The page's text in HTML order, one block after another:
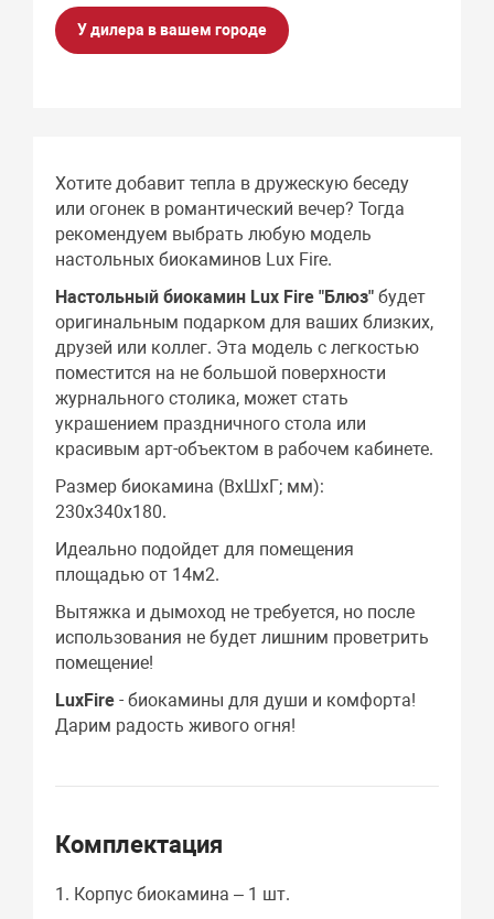
У дилера в вашем городе
Хотите добавит тепла в дружескую беседу
или огонек в романтический вечер? Тогда
рекомендуем выбрать любую модель
настольных биокаминов Lux Fire.
Настольный биокамин Lux Fire "Блюз" будет
оригинальным подарком для ваших близких,
друзей или коллег. Эта модель с легкостью
поместится на не большой поверхности
журнального столика, может стать
украшением праздничного стола или
красивым арт-объектом в рабочем кабинете.
Размер биокамина (ВхШхГ; мм):
230x340x180.
Идеально подойдет для помещения
площадью от 14м2.
Вытяжка и дымоход не требуется, но после
использования не будет лишним проветрить
помещение!
LuxFire - биокамины для души и комфорта!
Дарим радость живого огня!
Комплектация
1. Корпус биокамина – 1 шт.